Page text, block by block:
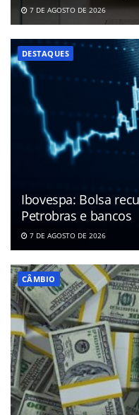
7 DE AGOSTO DE 2026
DESTAQUES
Ibovespa: Bolsa
Petrobras e bancos
7 DE AGOSTO DE 2026
CÂMBIO